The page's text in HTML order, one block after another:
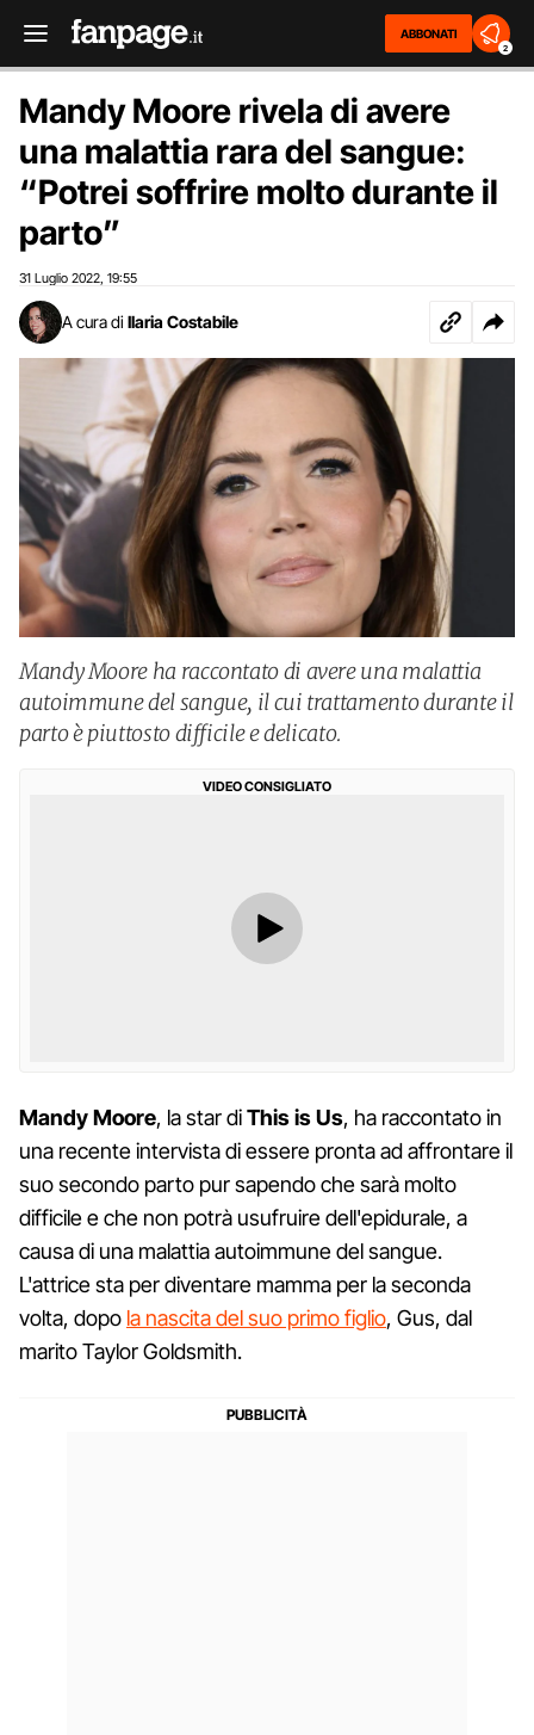
ABBONATI
2
Mandy Moore rivela di avere
una malattia rara del sangue:
“Potrei soffrire molto durante il
parto”
31 Luglio 2022 19:55
A cura di Ilaria Costabile
Mandy Moore ha raccontato di avere una malattia
autoimmune del sangue, il cui trattamento durante il
parto è piuttosto difficile e delicato.
VIDEO CONSIGLIATO
Mandy Moore, la star diThis is Us, ha raccontato in
una recente intervista di essere pronta ad affrontare il
suo secondo parto pur sapendo che sarà molto
difficile e che non potrà usufruire dell'epidurale, a
causa di una malattia autoimmune del sangue.
L'attrice sta per diventare mamma per la seconda
volta, dopo la nascita del suo primo figlio, Gus, dal
marito Taylor Goldsmith.